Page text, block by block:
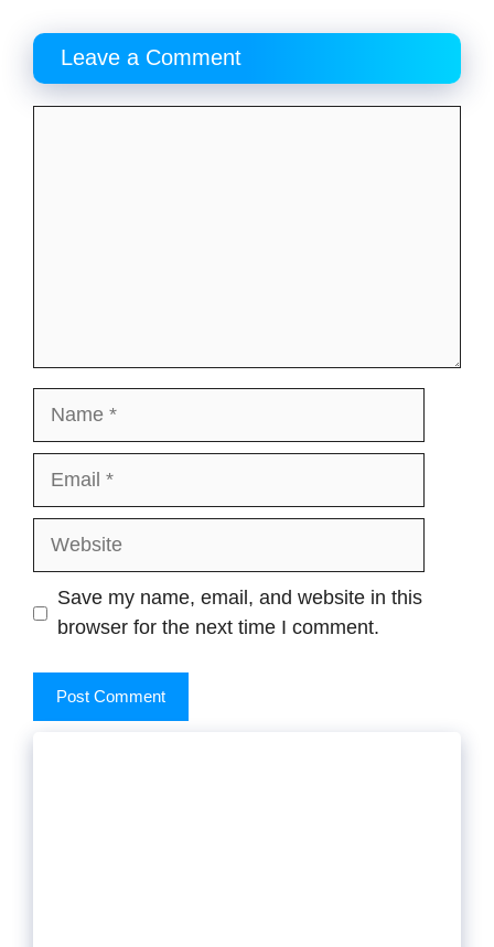
Leave a Comment
Website
Save my name, email, and website in this
browser for the next time I comment.